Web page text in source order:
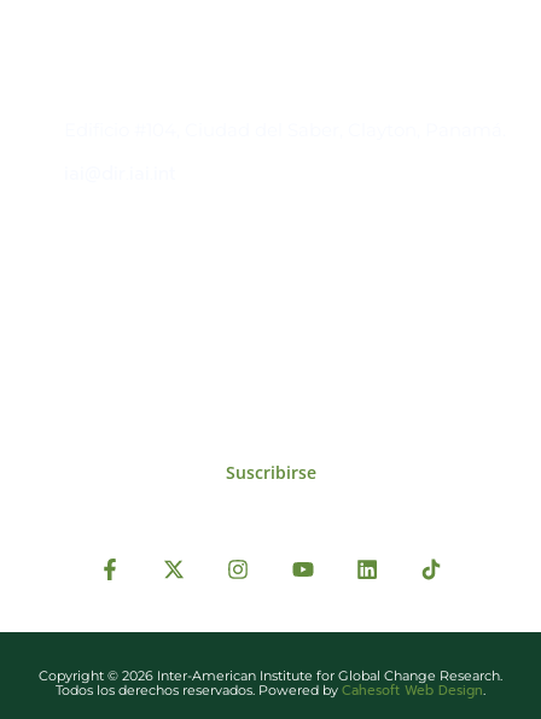
Suscribirse
Copyright © 2026 Inter-American Institute for Global Change Research.
Todos los derechos reservados. Powered by Cahesoft Web Design